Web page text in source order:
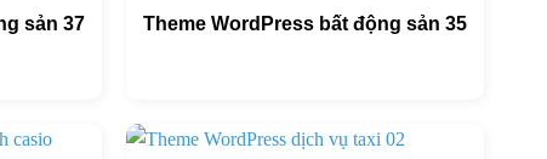
sản 37 Theme WordPress bất động sản 35